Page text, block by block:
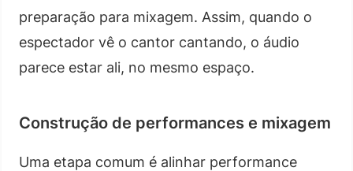
preparação para mixagem. Assim, quando o
espectador vê o cantor cantando, o áudio
parece estar ali, no mesmo espaço.
Construção de performances e mixagem
Uma etapa comum é alinhar performance